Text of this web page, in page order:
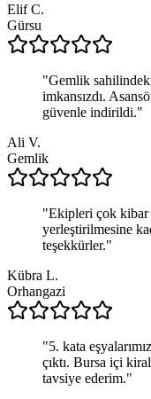
Elif C.
Gürsu
"Gemlik
imkansızdı.
güvenle indirildi."
Ali V.
Gemlik
"Ekipleri çok kibar
yerleştirilmesine
teşekkürler."
Kübra L.
Orhangazi
"5. kata
çıktı. Bursa içi
tavsiye ederim."